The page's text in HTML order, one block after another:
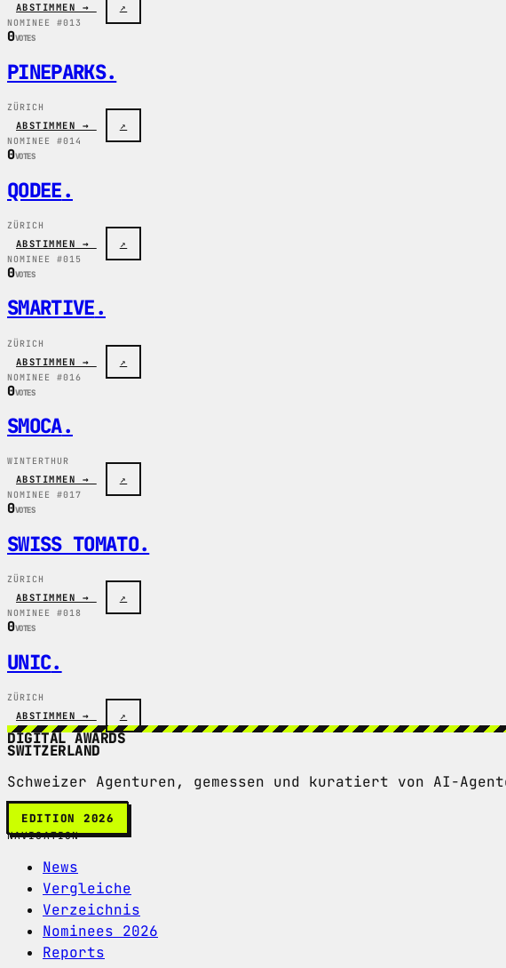
ABSTIMMEN → ↗
NOMINEE #013
0VOTES
PINEPARKS.
ZÜRICH
ABSTIMMEN → ↗
NOMINEE #014
0VOTES
QODEE.
ZÜRICH
ABSTIMMEN → ↗
NOMINEE #015
0VOTES
SMARTIVE.
ZÜRICH
ABSTIMMEN → ↗
NOMINEE #016
0VOTES
SMOCA.
WINTERTHUR
ABSTIMMEN → ↗
NOMINEE #017
0VOTES
SWISS TOMATO.
ZÜRICH
ABSTIMMEN → ↗
NOMINEE #018
0VOTES
UNIC.
ZÜRICH
ABSTIMMEN → ↗
DIGITAL AWARDS
SWITZERLAND
Schweizer Agenturen, gemessen und kuratiert von AI-
EDITION 2026
NAVIGATION
News
Vergleiche
Verzeichnis
Nominees 2026
Reports